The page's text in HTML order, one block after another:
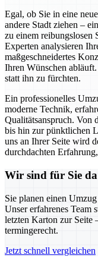
Egal, ob Sie in eine
andere Stadt ziehen –
zu einem reibungslosen
Experten analysieren
maßgeschneidertes
Ihren Wünschen
statt ihn zu fürchten.
Ein professionelles
moderne Technik,
Qualitätsanspruch. Von
bis hin zur pünktlichen
uns an Ihrer Seite wird
durchdachten
Wir sind für Sie da
Sie planen einen
Unser erfahrenes Team
letzten Karton zur Seite
termingerecht.
Jetzt schnell vergleichen